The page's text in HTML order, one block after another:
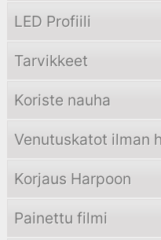
LED Profiili
Tarvikkeet
Koriste nauha
Venutuskatot ilman
Korjaus Harpoon
Painettu filmi